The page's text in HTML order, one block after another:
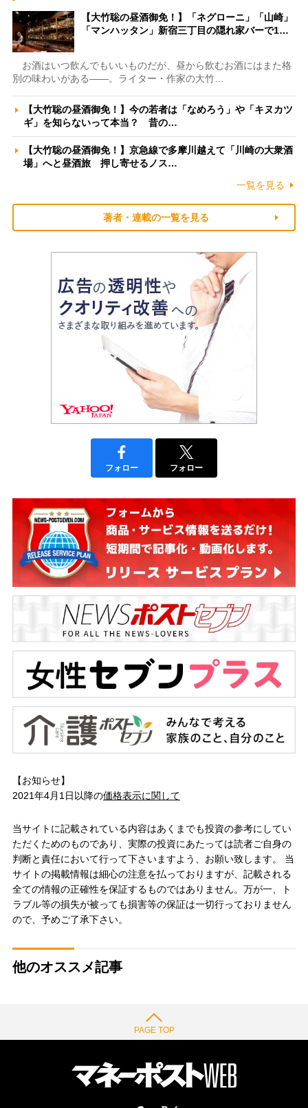
【大竹聡の昼酒御免！】「ネグローニ」「山崎」
「マンハッタン」新宿三丁目の隠れ家バーで1…
お酒はいつ飲んでもいいものだが、昼から飲むお酒にはまた格
別の味わいがある――。ライター・作家の大竹…
【大竹聡の昼酒御免！】今の若者は「なめろう」や「キヌカツ
ギ」を知らないって本当？ 昔の…
【大竹聡の昼酒御免！】京急線で多摩川越えて「川崎の大衆酒
場」へと昼酒旅 押し寄せるノス…
一覧を見る
著者・連載の一覧を見る
フォロー フォロー
【お知らせ】
2021年4月1日以降の価格表示に関して
当サイトに記載されている内容はあくまでも投資の参考にしてい
ただくためのものであり、実際の投資にあたっては読者ご自身の
判断と責任において行って下さいますよう、お願い致します。 当
サイトの掲載情報は細心の注意を払っておりますが、記載される
全ての情報の正確性を保証するものではありません。万が一、ト
ラブル等の損失が被っても損害等の保証は一切行っておりません
ので、予めご了承下さい。
他のオススメ記事
PAGE TOP